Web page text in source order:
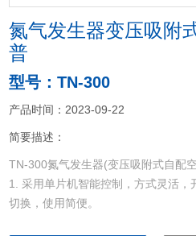
氮气发生器变压吸附
普
型号：TN-300
产品时间：2023-09-22
简要描述：
TN-300氮气发生器(变压吸附式自配
1. 采用单片机智能控制，方式灵活，
切换，使用简便。